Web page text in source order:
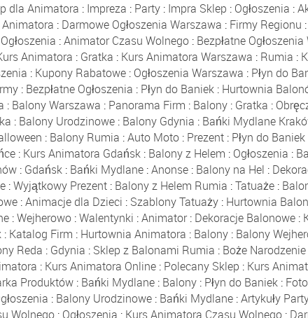
dla Animatora : Impreza : Party: Impra Sklep : Ogłoszenia :
: Darmowe Ogłoszenia Warszawa : Firmy Regionu :
:Animator Czasu Wolnego : Bezpłatne
Animatora : Gratka : Kurs Animatora Warszawa : Rumia :
: Kupony Rabatowe: Ogłoszenia Warszawa : Płyn do
: Bezpłatne Ogłoszenia : Płyn do Baniek : Hurtownia
: Balony Warszawa : Panorama Firm : Balony : Gratka :
: Balony Urodzinowe: Balony Gdynia : Bańki Mydlane
: Balony Rumia :Auto Moto: Prezent: Płyn do Baniek
: Kurs Animatora Gdańsk: Balony z Helem : Ogłoszenia :
: Gdańsk : Bańki Mydlane :Anonse : Balony na Hel :
:Wyjątkowy Prezent: Balony z Helem Rumia :Tatuaże:
:Animacje dla Dzieci : Szablony Tatuaży: Hurtownia
:Wejherowo :Walentynki :Animator: Dekoracje Balonowe :
: Katalog Firm : Hurtownia Animatora : Balony: Balony
Reda : Gdynia : Sklep z Balonami Rumia : Boże Narodzenie
: Kurs Animatora Online : Polecany Sklep : Kurs
Produktów : Bańki Mydlane : Balony : Płyn do Baniek :
: Balony Urodzinowe: Bańki Mydlane:Artykuły
Wolnego : Ogłoszenia : Kurs Animatora Czasu Wolnego :